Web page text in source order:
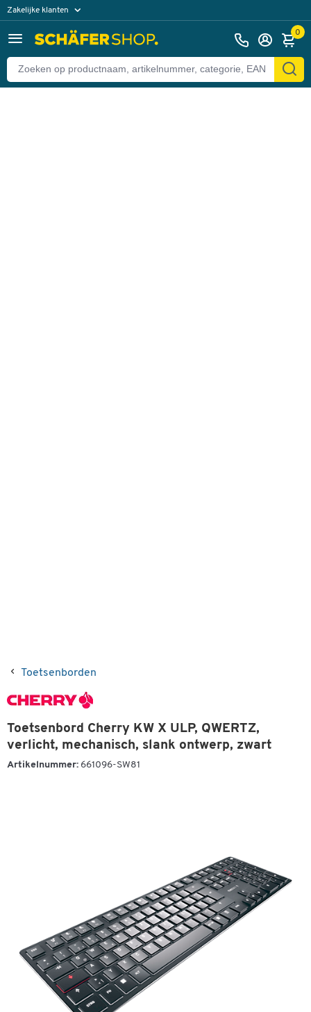
Zakelijke klanten
Particuliere klanten 0
Toetsenborden
Toetsenbord Cherry KW X ULP, QWERTZ,
verlicht, mechanisch, slank ontwerp, zwart
Artikelnummer: 661096-SW81
Terug